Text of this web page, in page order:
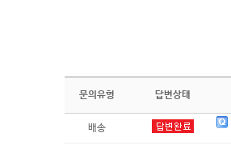
문의유형 답변상태
배송